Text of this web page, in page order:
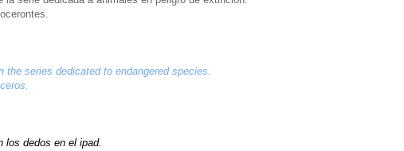
the series dedicated to endangered species.
.
los dedos en el ipad.